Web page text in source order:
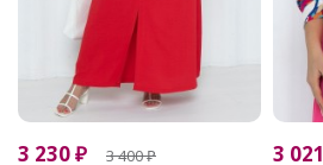
3 230₽ 3 400₽ 3 021